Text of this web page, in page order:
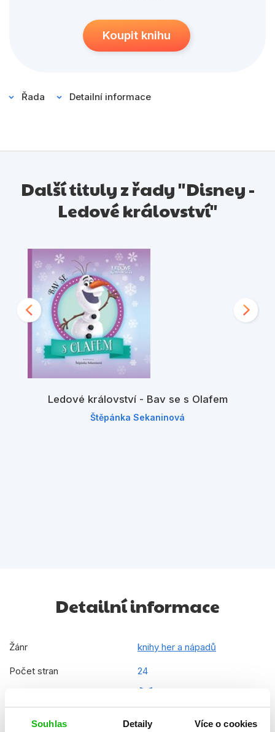
Souhlas Detaily Více o cookies
Výchova a pedagogika
Koupit knihu
Řada Detailní informace
Další tituly z řady "Disney -
Ledové království"
Ledové království - Bav se s Olafem
Štěpánka Sekaninová
Detailní informace
Žánr knihy her a nápadů
Počet stran 24
Datum vydání 01.08.2016